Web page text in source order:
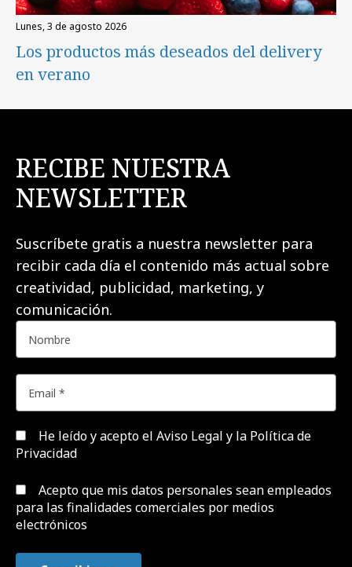
lunes, 3 de agosto 2026
Los productos más deseados del delivery
en verano
RECIBE NUESTRA
NEWSLETTER
Suscríbete gratis a nuestra newsletter para
recibir cada día el contenido más actual sobre
creatividad, publicidad, marketing, y
comunicación.
He leído y acepto el Aviso Legal y la Política de
Privacidad
Acepto que mis datos personales sean empleados
para las finalidades comerciales por medios
electrónicos